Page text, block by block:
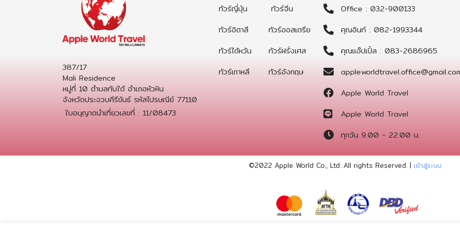
387/17
Mali Residence
หมู่ที่ 10 ตำบลทับใต้ อำเภอหัวหิน
จังหวัดประจวบคีรีขันธ์ รหัสไปรษณีย์ 77110
ใบอนุญาตนำเที่ยวเลขที่ : 11/08473
ทัวร์ญี่ปุ่น
ทัวร์อิตาลี
ทัวร์ไต้หวัน
ทัวร์เกาหลี
ทัวร์จีน
ทัวร์ออสเตรีย
ทัวร์ฝรั่งเศส
ทัวร์อังกฤษ
Office : 032-900133
คุณอินท์ : 082-1993344
คุณแอ๊ปเปิ้ล : 083-2686965
Apple World Travel
Apple World Travel
ทุกวัน 9.00 - 22.00 น.
©2022 Apple World Co., Ltd. All rights Reserved. | เข้าสู่ระบบ